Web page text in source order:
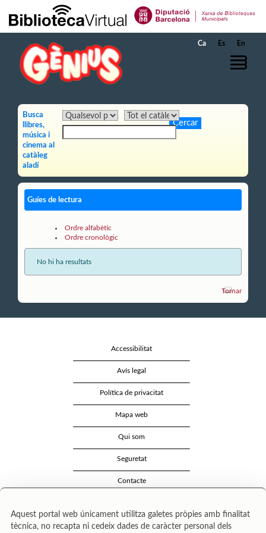
Salta al contingut principal
Ca Es En
Busca
llibres,
música i
cinema al
catàleg
aladí
Guíes de lectura
Ordre alfabètic
Ordre cronològic
No hi ha resultats
Tornar
Accessibilitat
Avís legal
Política de privacitat
Mapa web
Qui som
Seguretat
Contacte
Aquest portal web únicament utilitza galetes pròpies amb finalitat
tècnica, no recapta ni cedeix dades de caràcter personal dels